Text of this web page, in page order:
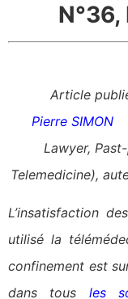
Article
Pierre SIMON
Lawyer,
Telemedicine),
L’insatisfaction
utilisé la
confinement est
dans tous les